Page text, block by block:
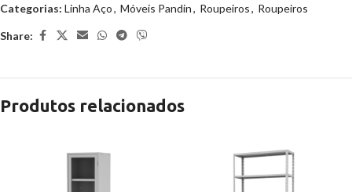
Categorias: Linha Aço, Móveis Pandin, Roupeiros, Roupeiros
Share:
Produtos relacionados